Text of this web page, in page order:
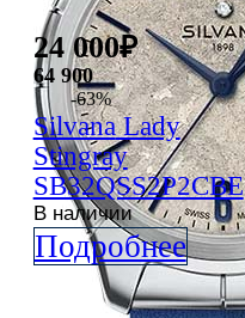
24 000₽
64 900
-63%
SilvanaLady
Stingray
SB32QSS2P2CBE
В наличии
Подробнее